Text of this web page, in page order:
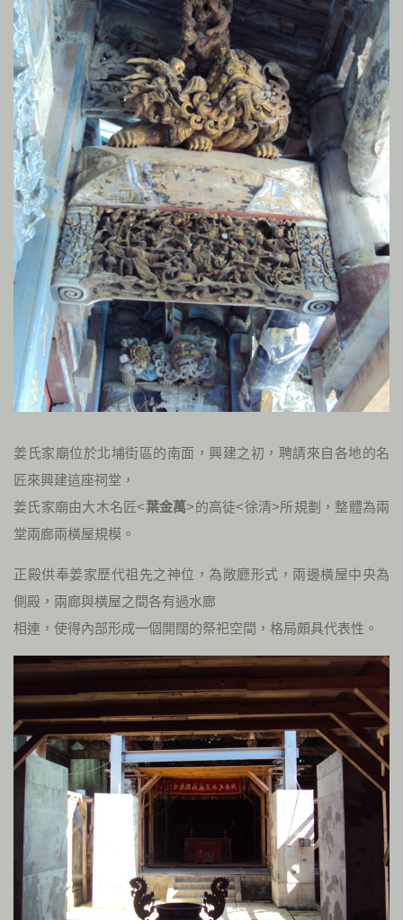
姜氏家廟位於北埔街區的南面，興建之初，聘請來自各地的名
匠來興建這座祠堂，
姜氏家廟由大木名匠<葉金萬>的高徒<徐清>所規劃，整體為兩
堂兩廊兩橫屋規模。
正殿供奉姜家歷代祖先之神位，為敞廳形式，兩邊橫屋中央為
側殿，兩廊與橫屋之間各有過水廊
相連，使得內部形成一個開闊的祭祀空間，格局頗具代表性。